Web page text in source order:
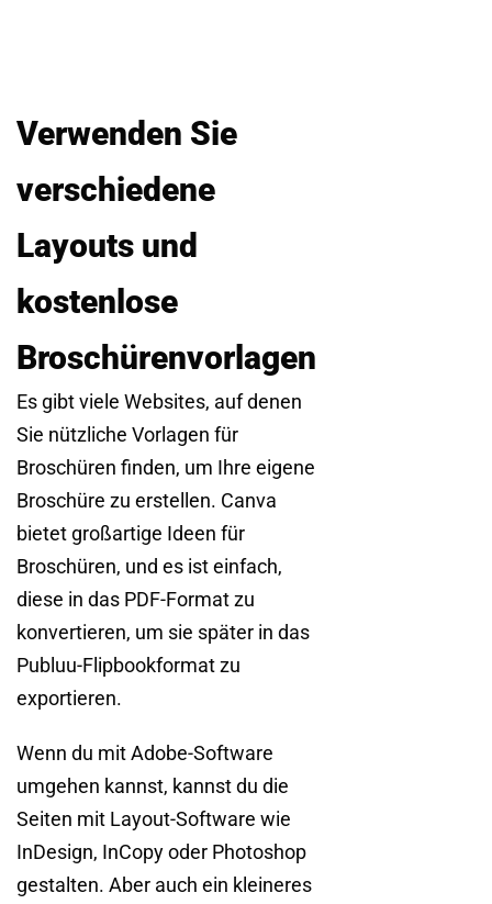
Verwenden Sie
verschiedene
Layouts und
kostenlose
Broschürenvorlagen
Es gibt viele Websites, auf denen
Sie nützliche Vorlagen für
Broschüren finden, um Ihre eigene
Broschüre zu erstellen. Canva
bietet großartige Ideen für
Broschüren, und es ist einfach,
diese in das PDF-Format zu
konvertieren, um sie später in das
Publuu-Flipbookformat zu
exportieren.
Wenn du mit Adobe-Software
umgehen kannst, kannst du die
Seiten mit Layout-Software wie
InDesign, InCopy oder Photoshop
gestalten. Aber auch ein kleineres